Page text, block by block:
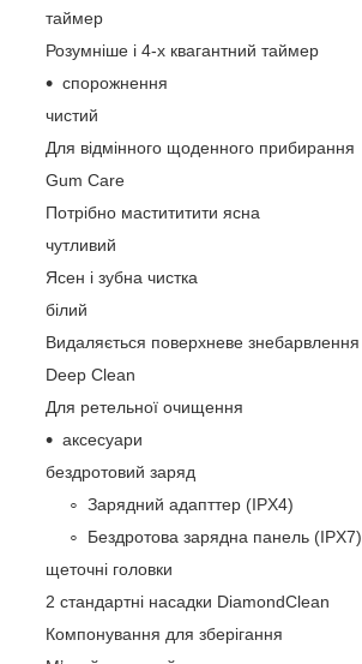
таймер
Розумніше і 4-х квагантний таймер
спорожнення
чистий
Для відмінного щоденного прибирання
Gum Care
Потрібно мастититити ясна
чутливий
Ясен і зубна чистка
білий
Видаляється поверхневе знебарвлення
Deep Clean
Для ретельної очищення
аксесуари
бездротовий заряд
Зарядний адапттер (IPX4)
Бездротова зарядна панель (IPX7)
щеточні головки
2 стандартні насадки DiamondClean
Компонування для зберігання